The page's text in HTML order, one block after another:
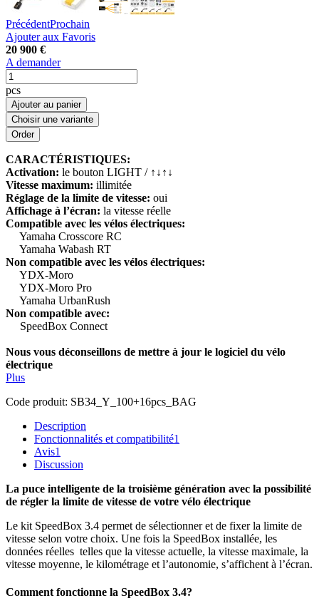
PrécédentProchain
Ajouter aux Favoris
20 900 €
A demander
pcs
Ajouter au panier
Choisir une variante
CARACTÉRISTIQUES:
Activation: le bouton LIGHT / ↑↓↑↓
Vitesse maximum: illimitée
Réglage de la limite de vitesse: oui
Affichage à l’écran: la vitesse réelle
Compatible avec les vélos électriques:
Yamaha Crosscore RC
Yamaha Wabash RT
Non compatible avec les vélos électriques:
YDX-Moro
YDX-Moro Pro
Yamaha UrbanRush
Non compatible avec:
SpeedBox Connect
Nous vous déconseillons de mettre à jour le logiciel du vélo
électrique
Plus
Code produit: SB34_Y_100+16pcs_BAG
Description
Fonctionnalités et compatibilité1
Avis1
Discussion
La puce intelligente de la troisième génération avec la possibilité
de régler la limite de vitesse de votre vélo électrique
Le kit SpeedBox 3.4 permet de sélectionner et de fixer la limite de
vitesse selon votre choix. Une fois la SpeedBox installée, les
données réelles telles que la vitesse actuelle, la vitesse maximale, la
vitesse moyenne, le kilométrage et l’autonomie, s’affichent à l’écran.
Comment fonctionne la SpeedBox 3.4?